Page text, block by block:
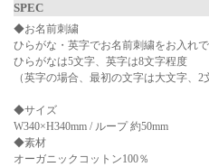
SPEC
◆お名前刺繍
ひらがな・英字でお名前刺繍をお入れで
ひらがなは5文字、英字は8文字程度
（英字の場合、最初の文字は大文字、
◆サイズ
W340×H340mm / ループ 約50mm
◆素材
オーガニックコットン100％